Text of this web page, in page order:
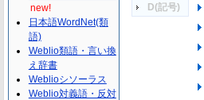
D(記号)
new!
日本語WordNet(類
語)
Weblio類語・言い換
え辞書
Weblioシソーラス
Weblio対義語・反対